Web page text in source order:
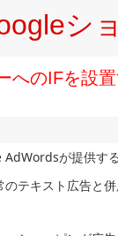
シ
へのIFを設
が提供
テキスト広告と